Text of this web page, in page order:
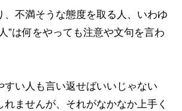
、不満そうな態度を取る人、いわゆ
”は何をやっても注意や文句を言わ
すい人も言い返せばいいじゃない
れませんが、それがなかなか上手く